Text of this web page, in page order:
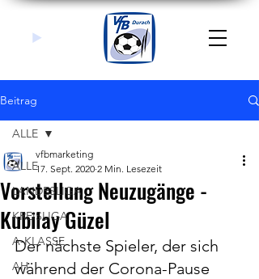
Beitrag
ALLE
LANDESLIGA
KREISLIGA
A-KLASSE
AH
ALLE
Vorstellung Neuzugänge -
Kubilay Güzel
vfbmarketing
17. Sept. 2020 2 Min. Lesezeit
Der nächste Spieler, der sich
während der Corona-Pause